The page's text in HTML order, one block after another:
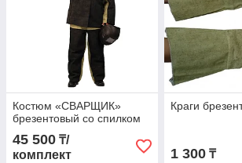
Костюм «СВАРЩИК»
брезентовый со спилком
45 500 ₸/
комплект
Краги
1 300₸